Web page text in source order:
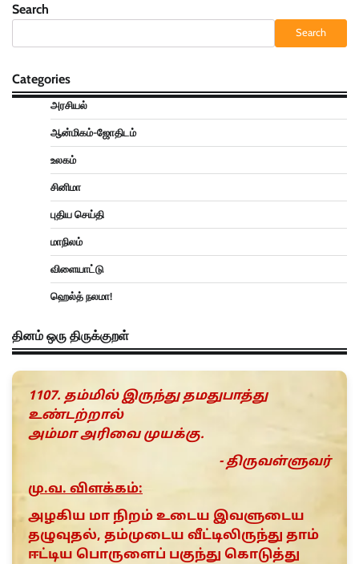
Search
Search
Categories
அரசியல்
ஆன்மிகம்-ஜோதிடம்
உலகம்
சினிமா
புதிய செய்தி
மாநிலம்
விளையாட்டு
ஹெல்த் நலமா!
தினம் ஒரு திருக்குறள்
1107. தம்மில் இருந்து தமதுபாத்து
உண்டற்றால்
அம்மா அரிவை முயக்கு.
- திருவள்ளுவர்
மு.வ. விளக்கம்:
அழகிய மா நிறம் உடைய இவளுடைய
தழுவுதல், தம்முடைய வீட்டிலிருந்து தாம்
ஈட்டிய பொருளைப் பகுந்து கொடுத்து